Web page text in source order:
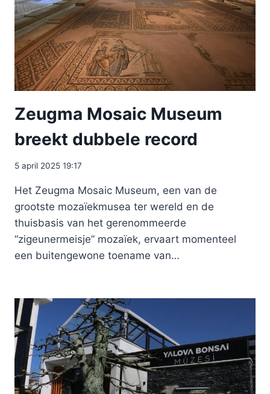
Zeugma Mosaic Museum
breekt dubbele record
5 april 2025 19:17
Het Zeugma Mosaic Museum, een van de
grootste mozaïekmusea ter wereld en de
thuisbasis van het gerenommeerde
“zigeunermeisje” mozaïek, ervaart momenteel
een buitengewone toename van…